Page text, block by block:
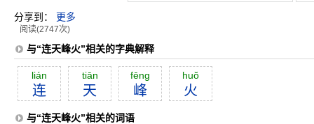
分享到： 更多
阅读(2747次)
与“连天峰火”相关的字典解释
lián
连
tiān
天
fēng
峰
huŏ
火
与“连天峰火”相关的词语